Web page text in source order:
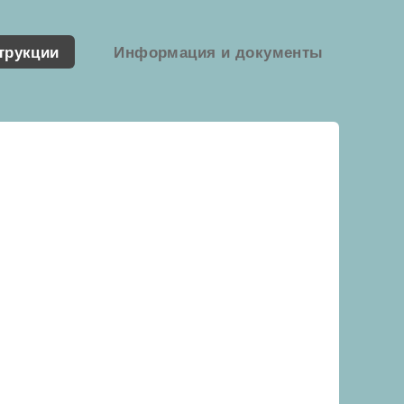
Информация и документы